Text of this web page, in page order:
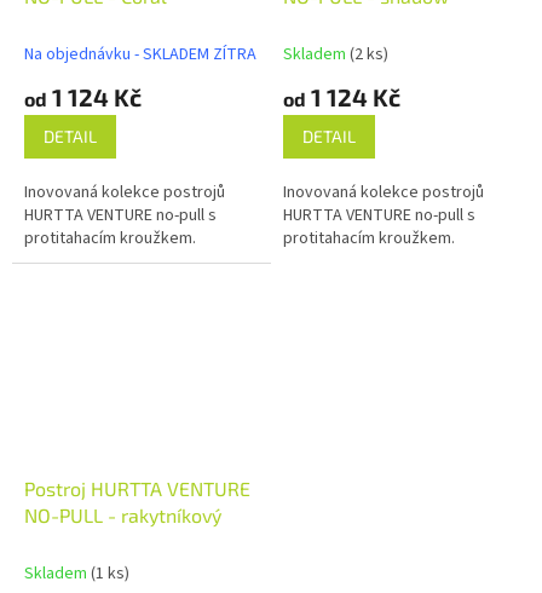
Na objednávku - SKLADEM ZÍTRA
od 1 124 Kč
DETAIL
Inovovaná kolekce postrojů
HURTTA VENTURE no-pull s
protitahacím kroužkem.
Skladem (2 ks)
od 1 124 Kč
DETAIL
Inovovaná kolekce postrojů
HURTTA VENTURE no-pull s
protitahacím kroužkem.
Postroj HURTTA VENTURE
NO-PULL - rakytníkový
Skladem (1 ks)